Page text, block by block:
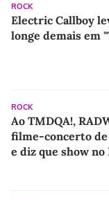
ROCK
Electric Callboy
longe demais em
ROCK
Ao TMDQA!,
filme-concerto de
e diz que show